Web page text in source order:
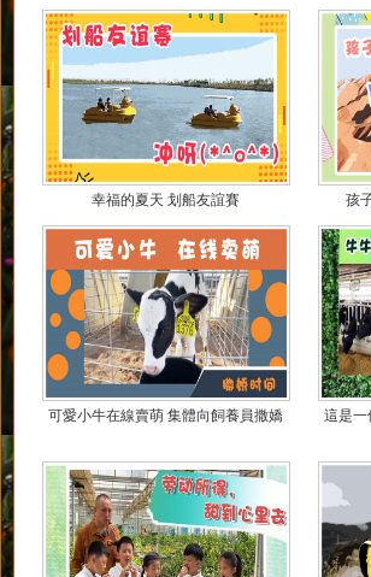
幸福的夏天 划船友誼賽 孩
可愛小牛在線賣萌 集體向飼養員撒嬌
這是